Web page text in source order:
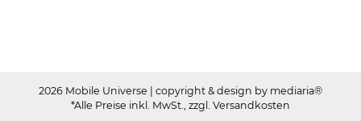
2026 Mobile Universe | copyright & design by mediaria®
*Alle Preise inkl. MwSt., zzgl. Versandkosten